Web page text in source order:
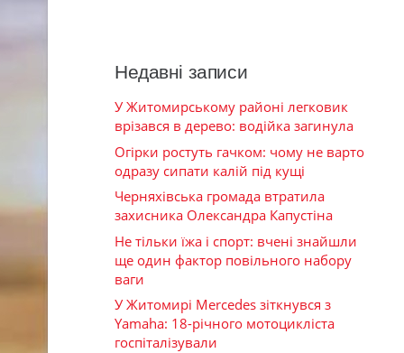
Недавні записи
У Житомирському районі легковик
врізався в дерево: водійка загинула
Огірки ростуть гачком: чому не варто
одразу сипати калій під кущі
Черняхівська громада втратила
захисника Олександра Капустіна
Не тільки їжа і спорт: вчені знайшли
ще один фактор повільного набору
ваги
У Житомирі Mercedes зіткнувся з
Yamaha: 18-річного мотоцикліста
госпіталізували